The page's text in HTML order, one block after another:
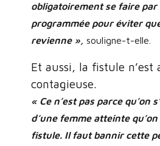
obligatoirement se faire par
programmée pour éviter
revienne », souligne-t-elle.
Et aussi, la fistule n’est
contagieuse.
« Ce n’est pas parce qu’on
d’une femme atteinte
fistule. Il faut bannir cette